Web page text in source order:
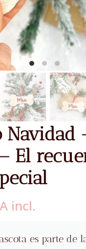
Navidad
El
incl.
es parte de